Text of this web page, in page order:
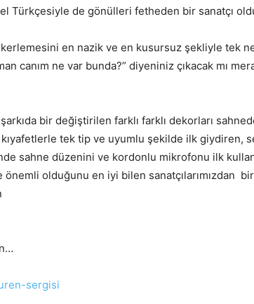
Türkçesiyle de gönülleri fetheden bir sanatçı
en nazik ve en kusursuz şekliyle tek
canım ne var bunda?” diyeniniz çıkacak mı
şarkıda bir değiştirilen farklı farklı dekorları
tek tip ve uyumlu şekilde ilk giydiren,
sahne düzenini ve kordonlu mikrofonu ilk
önemli olduğunu en iyi bilen sanatçılarımızdan